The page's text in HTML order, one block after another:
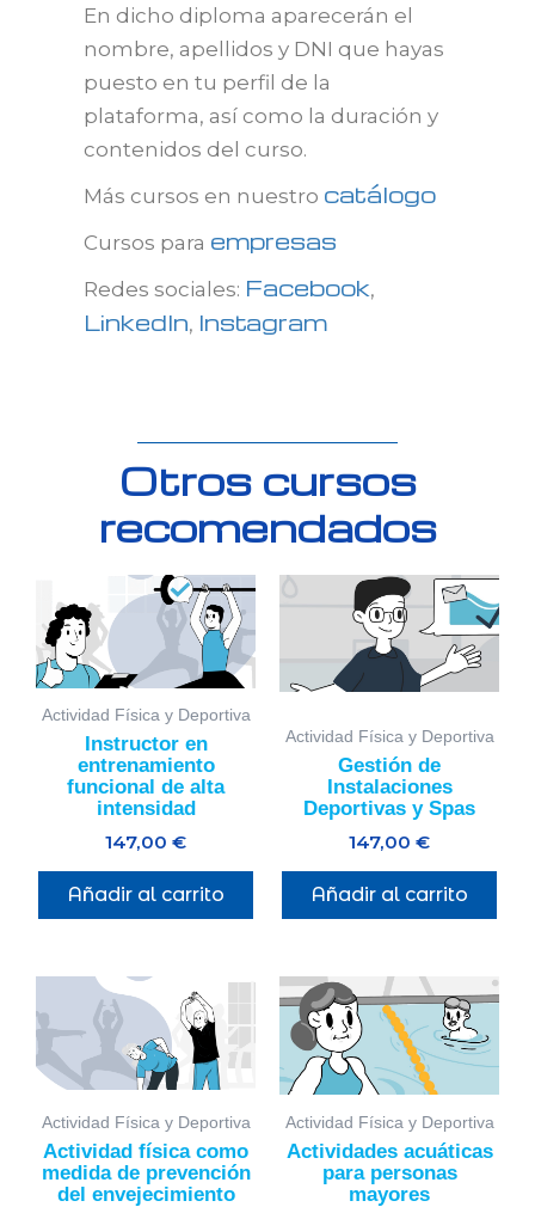
En dicho diploma aparecerán el
nombre, apellidos y DNI que hayas
puesto en tu perfil de la
plataforma, así como la duración y
contenidos del curso.
Más cursos en nuestro catálogo
Cursos para empresas
Redes sociales: Facebook,
LinkedIn, Instagram
Otros cursos
recomendados
Actividad Física y Deportiva
Instructor en
entrenamiento
funcional de alta
intensidad
147,00 €
Añadir al carrito
Actividad Física y Deportiva
Gestión de
Instalaciones
Deportivas y Spas
147,00 €
Añadir al carrito
Actividad Física y Deportiva
Actividad física como
medida de prevención
del envejecimiento
Actividad Física y Deportiva
Actividades acuáticas
para personas
mayores